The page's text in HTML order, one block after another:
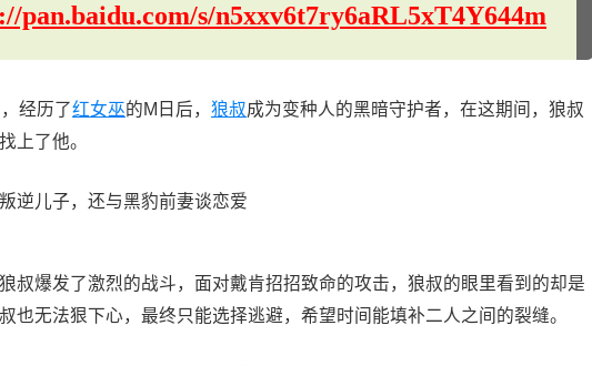
pan.baidu.com/s/n5xxv6t7ry6aRL5xT4Y644m
经历了红女巫的M日后， 狼叔成为变种人的黑暗守护者，在这期间，狼叔
上了他。
叔爆发了激烈的战斗，面对戴肯招招致命的攻击，狼叔的眼里看到的却是
也无法狠下心，最终只能选择逃避，希望时间能填补二人之间的裂缝。